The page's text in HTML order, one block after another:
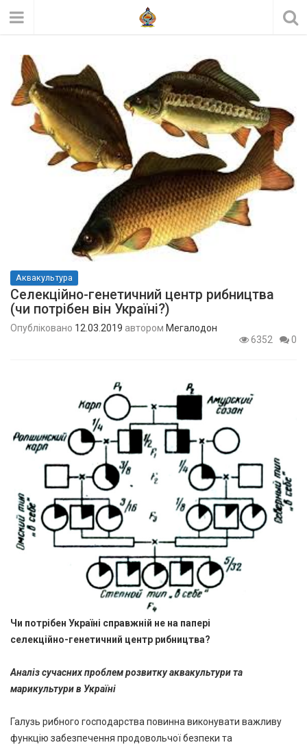
Аквакультура
Селекційно-генетичний центр рибництва
(чи потрібен він Україні?)
Опубліковано 12.03.2019 автором Мегалодон
6352
0
Чи потрібен Україні справжній не на папері
селекційно-генетичний центр рибництва?
Аналіз сучасних проблем розвитку аквакультури та
марикультури в Україні
Галузь рибного господарства повинна виконувати важливу
функцію забезпечення продовольчої безпеки та